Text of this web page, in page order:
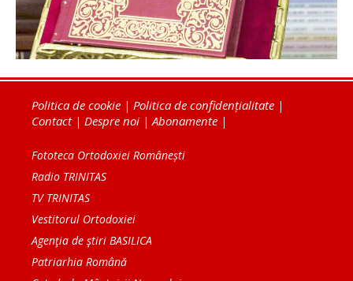
Politica de cookie | Politica de confidențialitate |
Contact| Despre noi |Abonamente |
Fototeca Ortodoxiei Românești
Radio TRINITAS
TV TRINITAS
Vestitorul Ortodoxiei
Agenţia de ştiri BASILICA
Patriarhia Română